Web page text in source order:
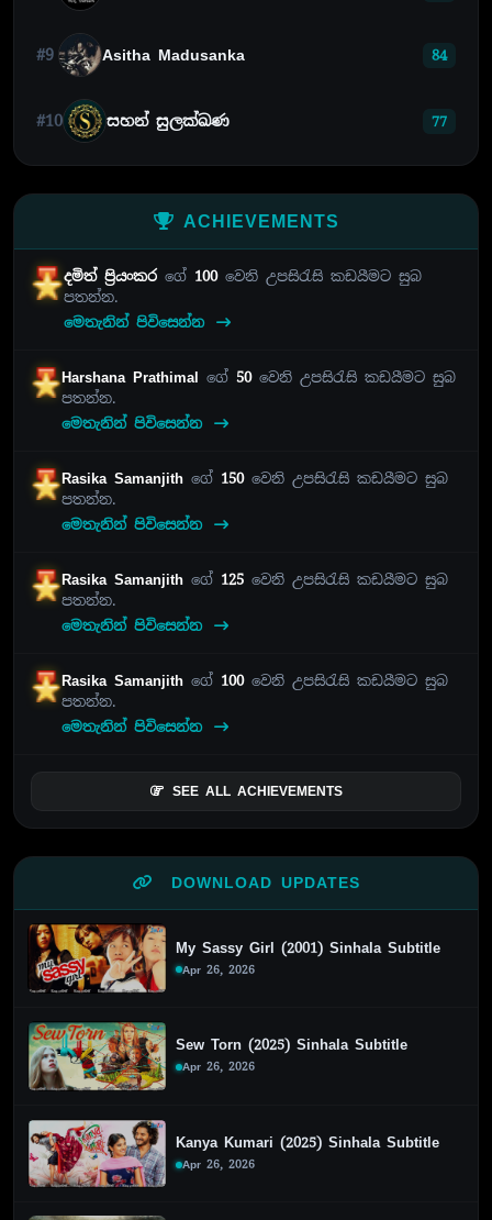
#9 Asitha Madusanka 84
#10 සහන් සුලක්ඛණ 77
ACHIEVEMENTS
දමිත් ප්‍රියංකරගේ 100වෙනි උපසිරැසි කඩයීමට සුබ
පතන්න.
මෙතැනින් පිවිසෙන්න
Harshana Prathimal ගේ 50වෙනි උපසිරැසි කඩයීමට සුබ
පතන්න.
මෙතැනින් පිවිසෙන්න
Rasika Samanjithගේ 150වෙනි උපසිරැසි කඩයීමට සුබ
පතන්න.
මෙතැනින් පිවිසෙන්න
Rasika Samanjithගේ 125 වෙනි උපසිරැසි කඩයීමට සුබ
පතන්න.
මෙතැනින් පිවිසෙන්න
Rasika Samanjithගේ 100වෙනි උපසිරැසි කඩයීමට සුබ
පතන්න.
මෙතැනින් පිවිසෙන්න
SEE ALL ACHIEVEMENTS
DOWNLOAD UPDATES
My Sassy Girl (2001) Sinhala Subtitle
Apr 26, 2026
Sew Torn (2025) Sinhala Subtitle
Apr 26, 2026
Kanya Kumari (2025) Sinhala Subtitle
Apr 26, 2026